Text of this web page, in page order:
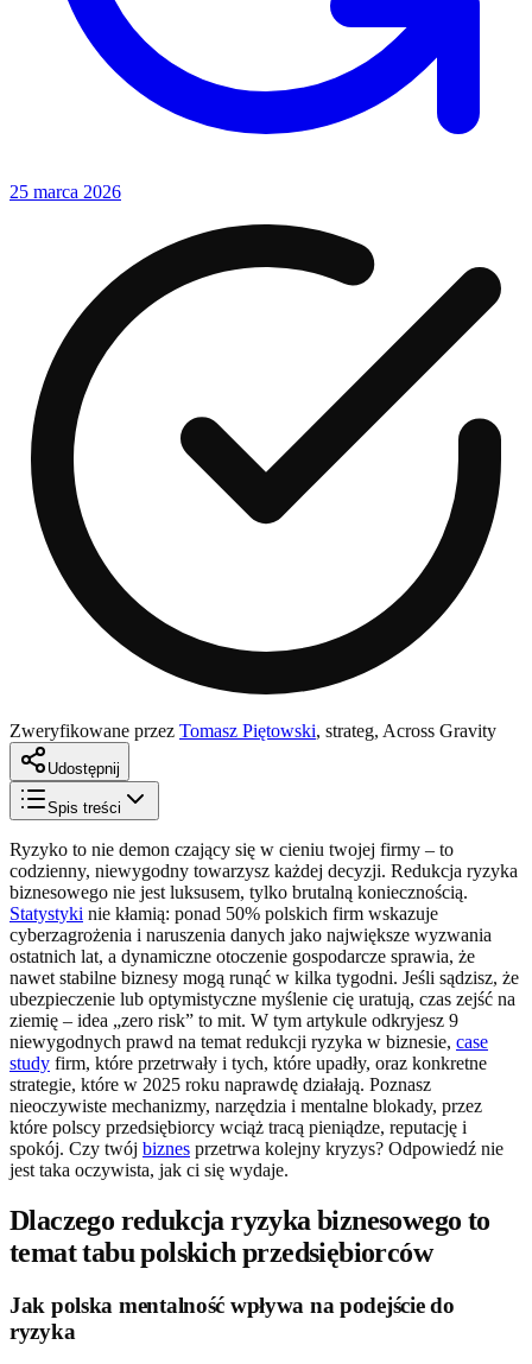
25 marca 2026
Zweryfikowane przez Tomasz Piętowski, strateg, Across Gravity
Udostępnij
Spis treści
Ryzyko to nie demon czający się w cieniu twojej firmy – to
codzienny, niewygodny towarzysz każdej decyzji. Redukcja ryzyka
biznesowego nie jest luksusem, tylko brutalną koniecznością.
Statystyki nie kłamią: ponad 50% polskich firm wskazuje
cyberzagrożenia i naruszenia danych jako największe wyzwania
ostatnich lat, a dynamiczne otoczenie gospodarcze sprawia, że
nawet stabilne biznesy mogą runąć w kilka tygodni. Jeśli sądzisz, że
ubezpieczenie lub optymistyczne myślenie cię uratują, czas zejść na
ziemię – idea „zero risk” to mit. W tym artykule odkryjesz 9
niewygodnych prawd na temat redukcji ryzyka w biznesie, case
study firm, które przetrwały i tych, które upadły, oraz konkretne
strategie, które w 2025 roku naprawdę działają. Poznasz
nieoczywiste mechanizmy, narzędzia i mentalne blokady, przez
które polscy przedsiębiorcy wciąż tracą pieniądze, reputację i
spokój. Czy twój biznes przetrwa kolejny kryzys? Odpowiedź nie
jest taka oczywista, jak ci się wydaje.
Dlaczego redukcja ryzyka biznesowego to
temat tabu polskich przedsiębiorców
Jak polska mentalność wpływa na podejście do
ryzyka